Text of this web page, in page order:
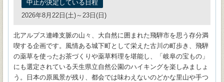
中止が決定している日程
2026年8月22日(土)～23日(日)
北アルプス連峰支脈の山々、大自然に囲まれた飛騨市を思う存分満
喫する企画です。風情ある城下町として栄えた古川の町歩き、飛騨
の薬草を使ったお茶づくりや薬草料理を堪能し、「岐阜の宝もの」
にも選定されている天生県立自然公園のハイキングを楽しみましょ
う。日本の原風景が残り、都会では味わえないのどかな里山や手つ